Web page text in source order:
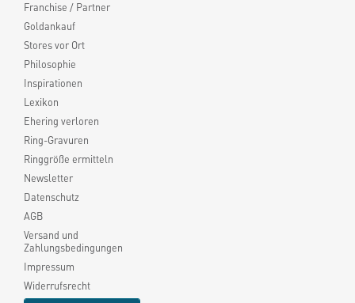
Franchise / Partner
Goldankauf
Stores vor Ort
Philosophie
Inspirationen
Lexikon
Ehering verloren
Ring-Gravuren
Ringgröße ermitteln
Newsletter
Datenschutz
AGB
Versand und
Zahlungsbedingungen
Impressum
Widerrufsrecht